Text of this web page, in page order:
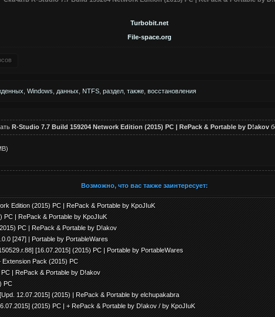
Turbobit.net
File-space.org
Windows данных NTFS раздел также восстановления
R-Studio 7.7 Build 159204 Network Edition (2015) PC | RePack & Portable by D!akov
Возможно, что вас также заинтересует:
Edition (2015) PC | RePack & Portable by KpoJIuK
PC | RePack & Portable by KpoJIuK
РС | RePack & Portable by D!akov
[247] | Portable by PortableWares
[16.07.2015] (2015) PC | Portable by PortableWares
Extension Pack (2015) РС
| RePack & Portable by D!akov
РС
12.07.2015] (2015) | RePack & Portable by elchupakabra
(2015) PC | + RePack & Portable by D!akov / by KpoJIuK